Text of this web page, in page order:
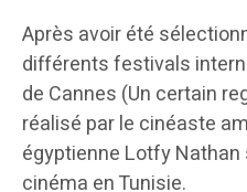
Après avoir été
différents festivals
de Cannes (Un certain
réalisé par le cinéaste
égyptienne Lotfy
cinéma en Tunisie.